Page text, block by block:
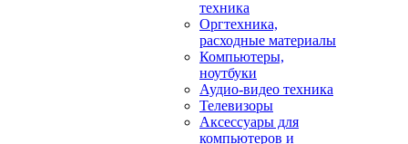
техника
Оргтехника,
расходные материалы
Компьютеры,
ноутбуки
Аудио-видео техника
Телевизоры
Аксессуары для
компьютеров и